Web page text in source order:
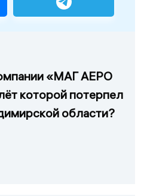
«МАГ АЕРО
которой потерпел
области?